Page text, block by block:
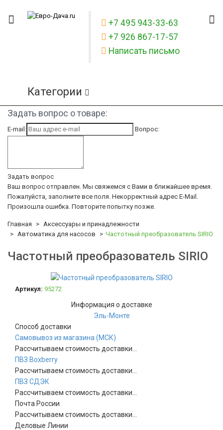
+7 495 943-33-63
+7 926 867-17-57
Написать письмо
Категории
Задать вопрос о товаре:
E-mail: Вопрос:
Задать вопрос
Ваш вопрос отправлен. Мы свяжемся с Вами в ближайшее время.
Пожалуйста, заполните все поля. Некорректный адрес E-Mail.
Произошла ошибка. Повторите попытку позже.
Главная
Аксессуары и принадлежности
Автоматика для насосов
Частотный преобразователь SIRIO
Частотный преобразователь SIRIO
Артикул: 95272
Информация о доставке
Эль-Монте
Способ доставки
Самовывоз из магазина (МСК)
Рассчитываем стоимость доставки...
ПВЗ Boxberry
Рассчитываем стоимость доставки...
ПВЗ СДЭК
Рассчитываем стоимость доставки...
Почта России
Рассчитываем стоимость доставки...
Деловые Линии